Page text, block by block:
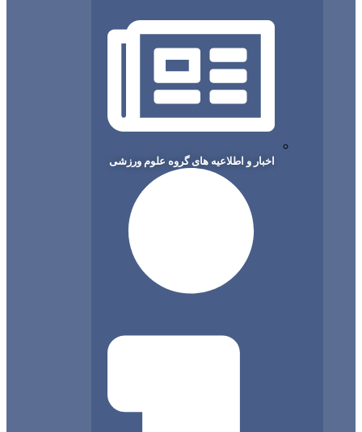
اخبار و اطلاعیه های گروه علوم ورزشی